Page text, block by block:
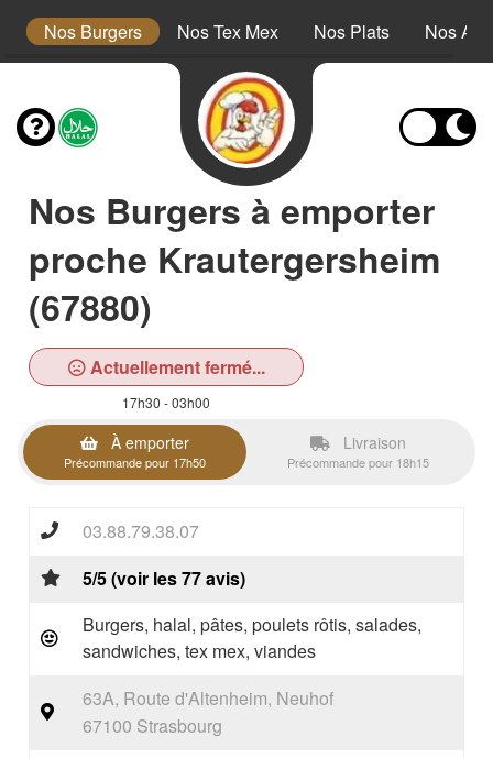
Nos Burgers Nos Tex Mex Nos Plats Nos
Nos Burgers à emporter
proche Krautergersheim
(67880)
Actuellement fermé...
17h30 - 03h00
À emporter
Précommande pour 17h50
Livraison
Précommande pour 18h15
03.88.79.38.07
5/5 (voir les 77 avis)
Burgers, halal, pâtes, poulets rôtis, salades,
sandwiches, tex mex, viandes
63A, Route d'Altenheim, Neuhof
67100 Strasbourg